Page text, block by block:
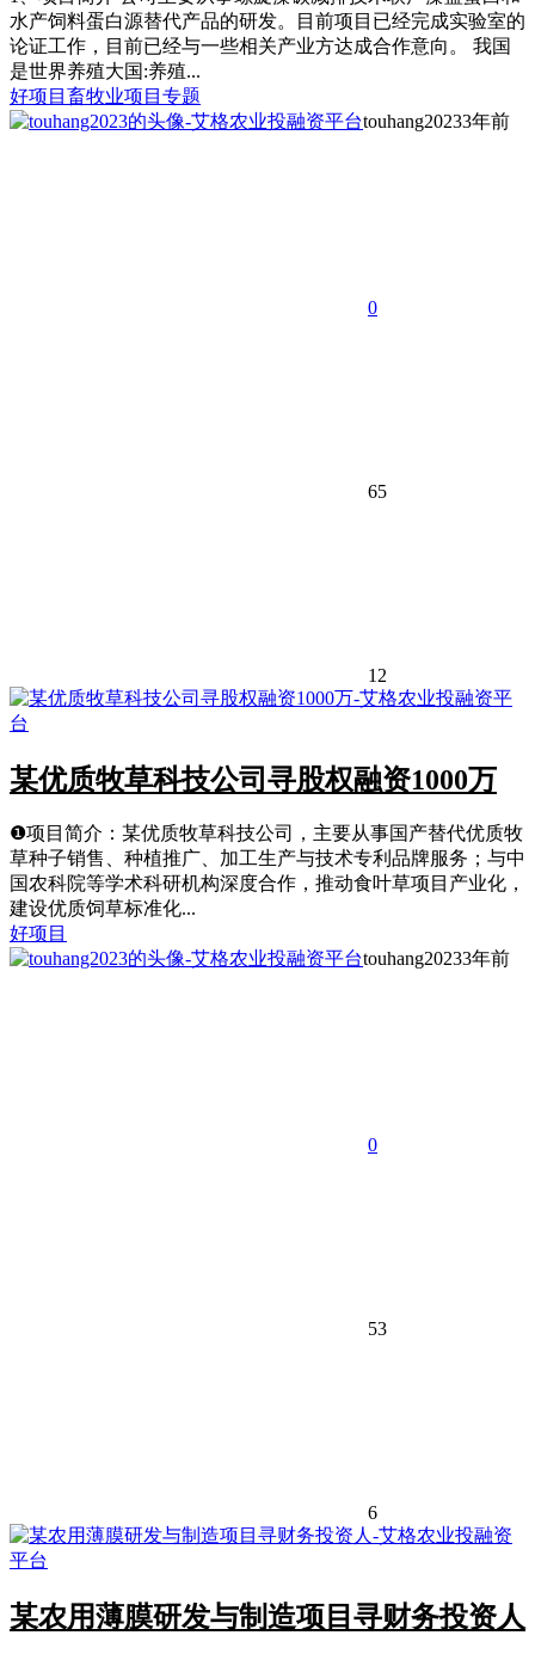
水产饲料蛋白源替代产品的研发。目前项目已经完成实验室的
论证工作，目前已经与一些相关产业方达成合作意向。 我国
是世界养殖大国:养殖...
好项目 畜牧业项目专题
touhang20233年前
0
65
12
某优质牧草科技公司寻股权融资1000万
❶项目简介：某优质牧草科技公司，主要从事国产替代优质牧
草种子销售、种植推广、加工生产与技术专利品牌服务；与中
国农科院等学术科研机构深度合作，推动食叶草项目产业化，
建设优质饲草标准化...
好项目
touhang20233年前
0
53
6
某农用薄膜研发与制造项目寻财务投资人